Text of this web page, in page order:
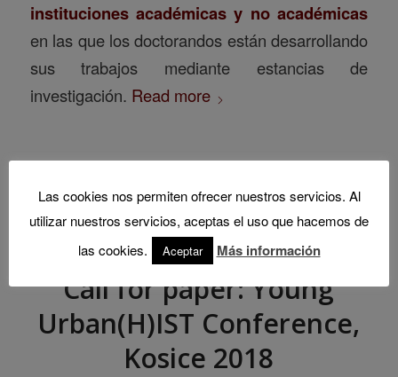
instituciones académicas y no académicas
en las que los doctorandos están desarrollando
sus trabajos mediante estancias de
investigación. Read more
Call for paper: Young
Urban(H)IST Conference,
Kosice 2018
Las cookies nos permiten ofrecer nuestros servicios. Al
utilizar nuestros servicios, aceptas el uso que hacemos de
las cookies.
Aceptar Más información